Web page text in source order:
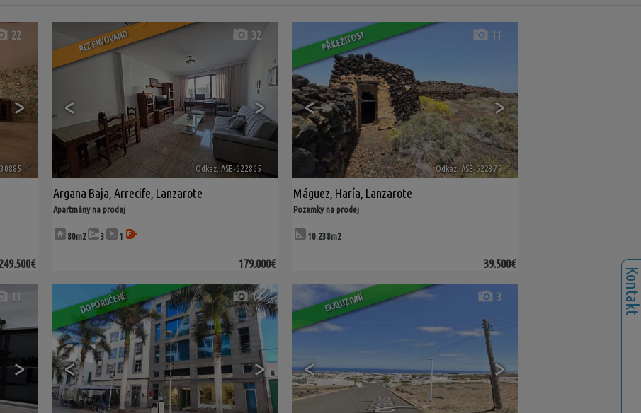
>
22
🔗
249.500€
REZERVOVANO
< >
32
Odkaz. ASE-622865
Argana Baja, Arrecife, Lanzarote
Apartmány na prodej
80m2 3 1
179.000€
PŘÍLEŽITOST
< >
11
Odkaz. ASE-622375 🔗
Máguez, Haría, Lanzarote
Pozemky na prodej
10.238m2
39.500€
>
11 DOPORUČENÉ
< >
14 EXKLUZIVNÍ
< >
3 Kontakt